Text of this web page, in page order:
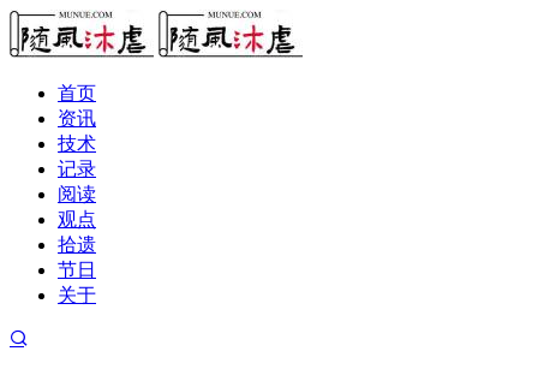
首页
资讯
技术
记录
阅读
观点
拾遗
节日
关于